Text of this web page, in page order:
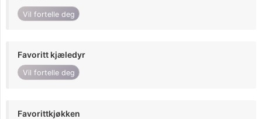
Vil fortelle deg
Favoritt kjæledyr
Vil fortelle deg
Favorittkjøkken